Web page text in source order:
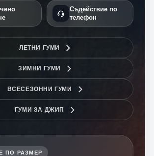
Съдействие по
телефон
ЛЕТНИ ГУМИ
ЗИМНИ ГУМИ
ВСЕСЕЗОННИ ГУМИ
ГУМИ ЗА ДЖИП
ПО РАЗМЕР